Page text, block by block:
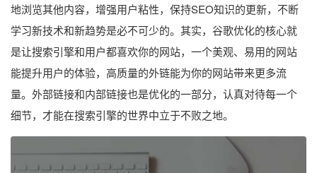
地浏览其他内容，增强用户粘性，保持SEO知识的更新，不断
学习新技术和新趋势是必不可少的。其实，谷歌优化的核心就
是让搜索引擎和用户都喜欢你的网站，一个美观、易用的网站
能提升用户的体验，高质量的外链能为你的网站带来更多流
量。外部链接和内部链接也是优化的一部分，认真对待每一个
细节，才能在搜索引擎的世界中立于不败之地。